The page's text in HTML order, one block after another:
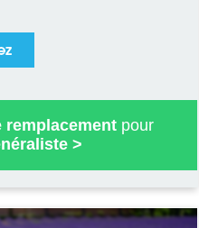
remplacement pour
>